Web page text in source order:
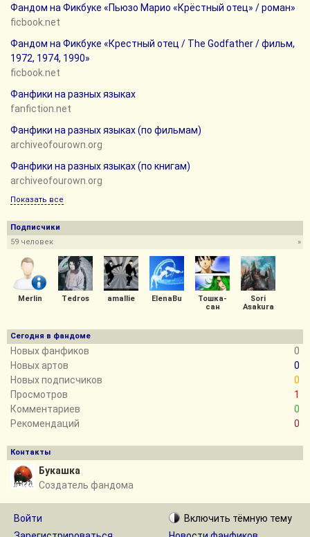
Фандом на Фикбуке «Пьюзо Марио «Крёстный отец» / роман»
ficbook.net
Фандом на Фикбуке «Крестный отец / The Godfather / фильм,
1972, 1974, 1990»
ficbook.net
Фанфики на разных языках
fanfiction.net
Фанфики на разных языках (по фильмам)
archiveofourown.org
Фанфики на разных языках (по книгам)
archiveofourown.org
Показать все
Подписчики
59 человек
»
Merlin Tedros amallie ElenaBu
Тошка-
сан
Sori
Asakura
Сегодня в фандоме
Новых фанфиков
0
Новых артов
0
Новых подписчиков
0
Просмотров
1
Комментариев
0
Рекомендаций
0
Контакты
Букашка
Создатель фандома
Войти
Включить тёмную тему